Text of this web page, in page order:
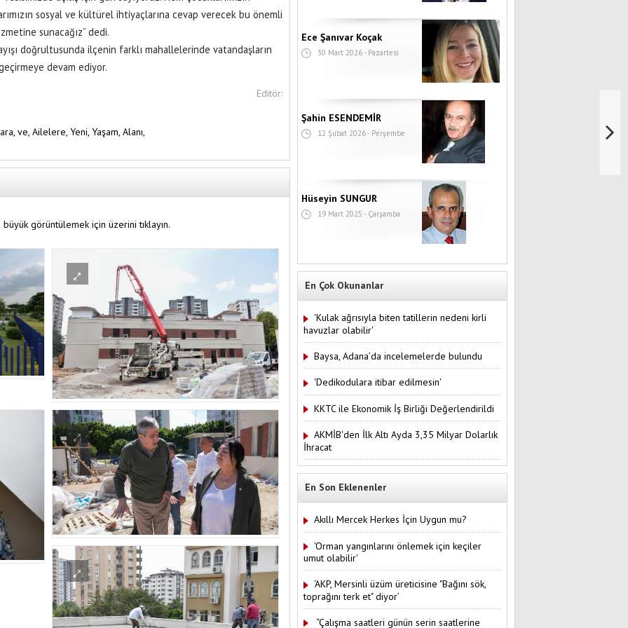
sosyal ve kültürel ihtiyaçlarına cevap verecek bu önemli
sunacağız” dedi.
doğrultusunda ilçenin farklı mahallelerinde vatandaşların
devam ediyor.
Editör:
ve, Ailelere, Yeni, Yaşam, Alanı,
görüntülemek için üzerini tıklayın.
Ece Şanıvar Koçak
30 Mart 2026 - Pazartesi
Şahin ESENDEMİR
12 Şubat 2026 - Perşembe
Hüseyin SUNGUR
19 Mart 2025 - Çarşamba
En Çok Okunanlar
'Kulak ağrısıyla biten tatillerin nedeni kirli
havuzlar olabilir'
Baysa, Adana’da incelemelerde bulundu
'Dedikodulara itibar edilmesin'
KKTC ile Ekonomik İş Birliği Değerlendirildi
AKMİB'den İlk Altı Ayda 3,35 Milyar Dolarlık
İhracat
En Son Eklenenler
Akıllı Mercek Herkes İçin Uygun mu?
'Orman yangınlarını önlemek için keçiler
umut olabilir'
‘AKP, Mersinli üzüm üreticisine "Bağını sök,
toprağını terk et" diyor’
“Çalışma saatleri günün serin saatlerine